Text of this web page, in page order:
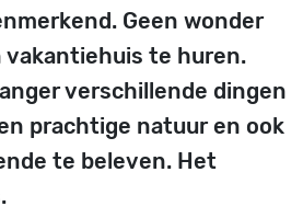
Geen wonder
vakantiehuis te huren.
verschillende dingen
prachtige natuur en ook
te beleven. Het